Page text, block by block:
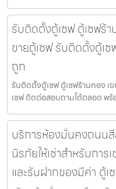
รับติดตั้งตู้เซฟ ตู้เซฟร้
ขายตู้เซฟ รับติดตั้งตู้เ
ถูก
รับติดตั้งตู้เซฟ ตู้เซฟร้านทอง เ
เซฟ ติดต่อสอบถามได้ตลอด พร้
บริการห้องมั่นคงถนน
นิรภัยให้เช่าสำหรับการ
และรับฝากของมีค่า ตู้เ